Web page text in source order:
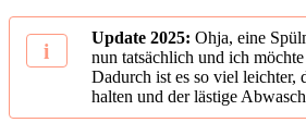
Update 2025: Ohja, eine
nun tatsächlich und ich
Dadurch ist es so viel leichter,
halten und der lästige